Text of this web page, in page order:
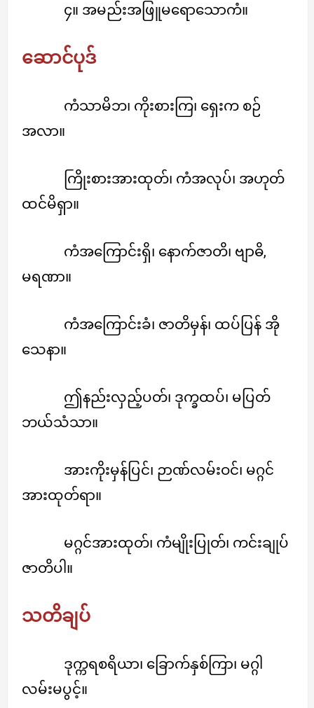
၄။ အမည်းအဖြူမရောသောကံ။
ဆောင်ပုဒ်
ကံသာမိဘ၊ ကိုးစားကြ၊ ရှေးက စဉ်
အလာ။
ကြိုးစားအားထုတ်၊ ကံအလုပ်၊ အဟုတ်
ထင်မိရှာ။
ကံအကြောင်းရှိ၊ နောက်ဇာတိ၊ ဗျာဓိ,
မရဏာ။
ကံအကြောင်းခံ၊ ဇာတိမှန်၊ ထပ်ပြန် အို
သေနာ။
ဤနည်းလှည့်ပတ်၊ ဒုက္ခထပ်၊ မပြတ်
ဘယ်သံသာ။
အားကိုးမှန်ပြင်၊ ဉာဏ်လမ်းဝင်၊ မဂ္ဂင်
အားထုတ်ရာ။
မဂ္ဂင်အားထုတ်၊ ကံမျိုးပြုတ်၊ ကင်းချုပ်
ဇာတိပါ။
သတိချပ်
ဒုက္ကရစရိယာ၊ ခြောက်နှစ်ကြာ၊ မဂ္ဂါ
လမ်းမပွင့်။